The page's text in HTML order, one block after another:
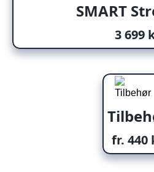
SMART
3 699
fr. 440